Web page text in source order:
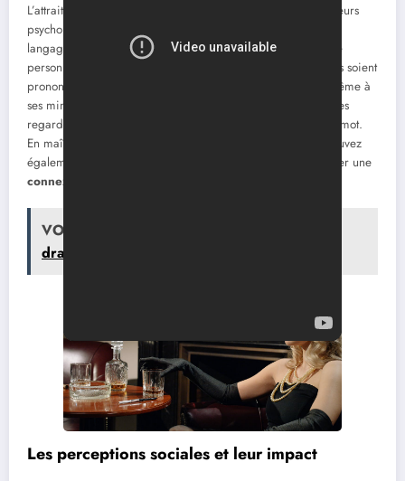
L’attrait physique est plus complexe qu’il n’y paraît. Des facteurs
psychologiques influencent la perception de l’apparence : le
langage
non verbal , les signes d’intérêt, et même l’hygiène
personnelle. Le corps parle souvent avant même que les mots soient
prononcés. Ainsi, être attentif à sa posture, à ses gestes et même à
ses mimiques peut influencer grandement les interactions. Les
regards, par exemple, peuvent exprimer beaucoup sans un mot.
En maîtrisant les aspects de votre langage corporel, vous pouvez
également augmenter considérablement vos chances de créer une
connexion
VOIR
dragué ?
Les perceptions sociales et leur impact